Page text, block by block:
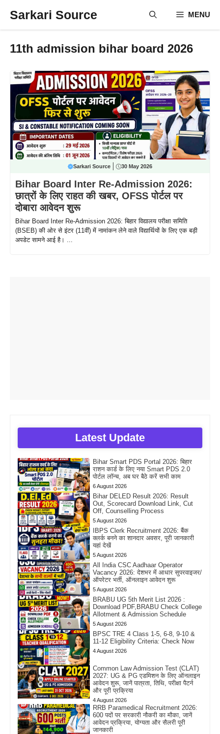
Sarkari Source MENU
11th admission bihar board 2026
Sarkari Source 30 May 2026
Bihar Board Inter Re-Admission 2026:
छात्रों के लिए राहत की खबर, OFSS पोर्टल पर
दोबारा आवेदन शुरू
Bihar Board Inter Re-Admission 2026: बिहार विद्यालय परीक्षा समिति
(BSEB) की ओर से इंटर (11वीं) में नामांकन लेने वाले विद्यार्थियों के लिए एक बड़ी
अपडेट सामने आई है। ...
Latest Update
Bihar Smart PDS Portal 2026: बिहार
राशन कार्ड के लिए नया Smart PDS 2.0
पोर्टल लॉन्च, अब घर बैठे करें सभी काम
6 August 2026
Bihar DELED Result 2026: Result
Out, Scorecard Download Link, Cut
Off, Counselling Process
5 August 2026
IBPS Clerk Recruitment 2026: बैंक
क्लर्क बनने का शानदार अवसर, पूरी जानकारी
यहां देखें
5 August 2026
All India CSC Aadhaar Operator
Vacancy 2026: देशभर में आधार सुपरवाइजर/
ऑपरेटर भर्ती, ऑनलाइन आवेदन शुरू
5 August 2026
BRABU UG 5th Merit List 2026 :
Download PDF,BRABU Check College
Allotment & Admission Schedule
5 August 2026
BPSC TRE 4 Class 1-5, 6-8, 9-10 &
11-12 Eligibility Criteria: Check Now
4 August 2026
Common Law Admission Test (CLAT)
2027: UG & PG एडमिशन के लिए ऑनलाइन
आवेदन शुरू, जानें पात्रता, तिथि, परीक्षा पैटर्न
और पूरी प्रक्रिया
4 August 2026
RRB Paramedical Recruitment 2026:
600 पदों पर सरकारी नौकरी का मौका, जानें
आवेदन प्रक्रिया, योग्यता और सैलरी पूरी
जानकारी